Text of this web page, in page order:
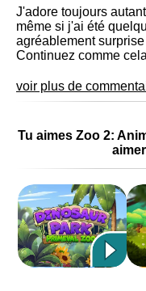
J'adore toujours
même si j'ai été
agréablement
Continuez comme
voir plus de
Tu aimes Zoo 2: